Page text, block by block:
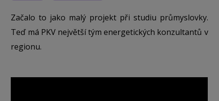
Začalo to jako malý projekt při studiu průmyslovky.
Teď má PKV největší tým energetických konzultantů v
regionu.